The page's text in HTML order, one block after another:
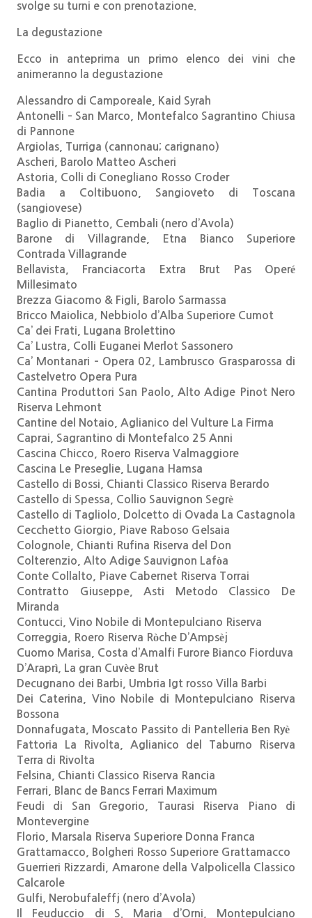
svolge su turni e con prenotazione.
La degustazione
Ecco in anteprima un primo elenco dei vini che
animeranno la degustazione
Alessandro di Camporeale, Kaid Syrah
Antonelli – San Marco, Montefalco Sagrantino Chiusa
di Pannone
Argiolas, Turriga (cannonau; carignano)
Ascheri, Barolo Matteo Ascheri
Astoria, Colli di Conegliano Rosso Croder
Badia a Coltibuono, Sangioveto di Toscana
(sangiovese)
Baglio di Pianetto, Cembali (nero d’Avola)
Barone di Villagrande, Etna Bianco Superiore
Contrada Villagrande
Bellavista, Franciacorta Extra Brut Pas Operé
Millesimato
Brezza Giacomo & Figli, Barolo Sarmassa
Bricco Maiolica, Nebbiolo d’Alba Superiore Cumot
Ca’ dei Frati, Lugana Brolettino
Ca’ Lustra, Colli Euganei Merlot Sassonero
Ca’ Montanari – Opera 02, Lambrusco Grasparossa di
Castelvetro Opera Pura
Cantina Produttori San Paolo, Alto Adige Pinot Nero
Riserva Lehmont
Cantine del Notaio, Aglianico del Vulture La Firma
Caprai, Sagrantino di Montefalco 25 Anni
Cascina Chicco, Roero Riserva Valmaggiore
Cascina Le Preseglie, Lugana Hamsa
Castello di Bossi, Chianti Classico Riserva Berardo
Castello di Spessa, Collio Sauvignon Segrè
Castello di Tagliolo, Dolcetto di Ovada La Castagnola
Cecchetto Giorgio, Piave Raboso Gelsaia
Colognole, Chianti Rufina Riserva del Don
Colterenzio, Alto Adige Sauvignon Lafòa
Conte Collalto, Piave Cabernet Riserva Torrai
Contratto Giuseppe, Asti Metodo Classico De
Miranda
Contucci, Vino Nobile di Montepulciano Riserva
Correggia, Roero Riserva Ròche D’Ampsèj
Cuomo Marisa, Costa d’Amalfi Furore Bianco Fiorduva
D’Araprì, La gran Cuvèe Brut
Decugnano dei Barbi, Umbria Igt rosso Villa Barbi
Dei Caterina, Vino Nobile di Montepulciano Riserva
Bossona
Donnafugata, Moscato Passito di Pantelleria Ben Ryè
Fattoria La Rivolta, Aglianico del Taburno Riserva
Terra di Rivolta
Felsina, Chianti Classico Riserva Rancia
Ferrari, Blanc de Bancs Ferrari Maximum
Feudi di San Gregorio, Taurasi Riserva Piano di
Montevergine
Florio, Marsala Riserva Superiore Donna Franca
Grattamacco, Bolgheri Rosso Superiore Grattamacco
Guerrieri Rizzardi, Amarone della Valpolicella Classico
Calcarole
Gulfi, Nerobufaleffj (nero d’Avola)
Il Feuduccio di S. Maria d’Orni, Montepulciano